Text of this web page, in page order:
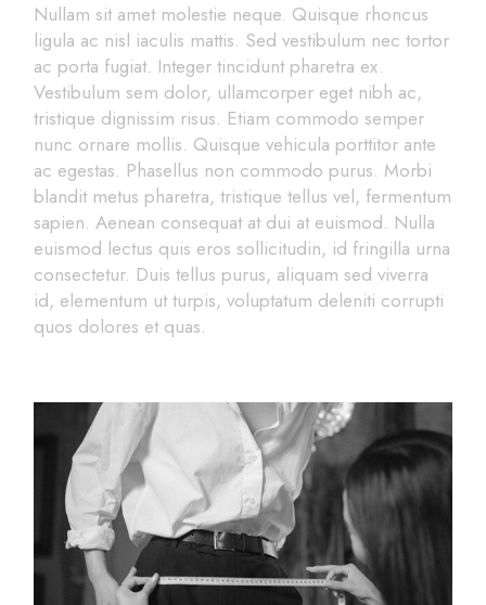
Nullam sit amet molestie neque. Quisque rhoncus
ligula ac nisl iaculis mattis. Sed vestibulum nec tortor
ac porta fugiat. Integer tincidunt pharetra ex.
Vestibulum sem dolor, ullamcorper eget nibh ac,
tristique dignissim risus. Etiam commodo semper
nunc ornare mollis. Quisque vehicula porttitor ante
ac egestas. Phasellus non commodo purus. Morbi
blandit metus pharetra, tristique tellus vel, fermentum
sapien. Aenean consequat at dui at euismod. Nulla
euismod lectus quis eros sollicitudin, id fringilla urna
consectetur. Duis tellus purus, aliquam sed viverra
id, elementum ut turpis, voluptatum deleniti corrupti
quos dolores et quas.